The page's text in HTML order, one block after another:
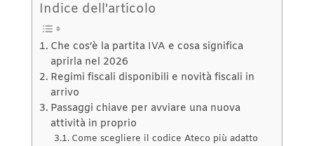
Indice dell'articolo
Che cos’è la partita IVA e cosa significa
aprirla nel 2026
Regimi fiscali disponibili e novità fiscali in
arrivo
Passaggi chiave per avviare una nuova
attività in proprio
Come scegliere il codice Ateco più adatto